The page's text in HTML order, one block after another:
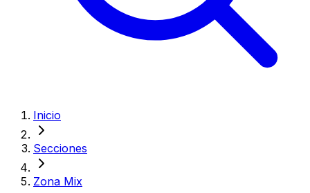
Inicio
Secciones
Zona Mix